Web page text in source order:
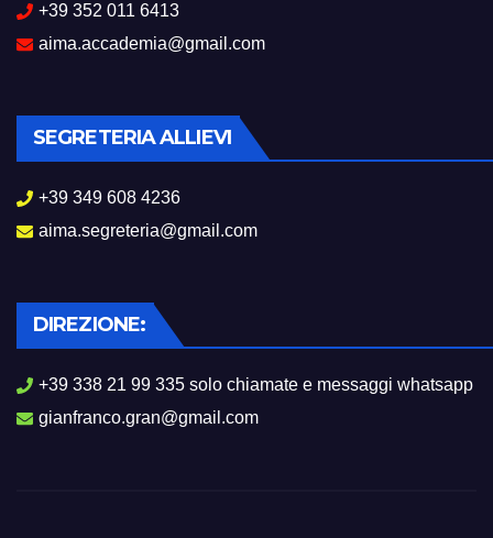
+39 352 011 6413
aima.accademia@gmail.com
SEGRETERIA ALLIEVI
+39 349 608 4236
aima.segreteria@gmail.com
DIREZIONE:
+39 338 21 99 335 solo chiamate e messaggi whatsapp
gianfranco.gran@gmail.com